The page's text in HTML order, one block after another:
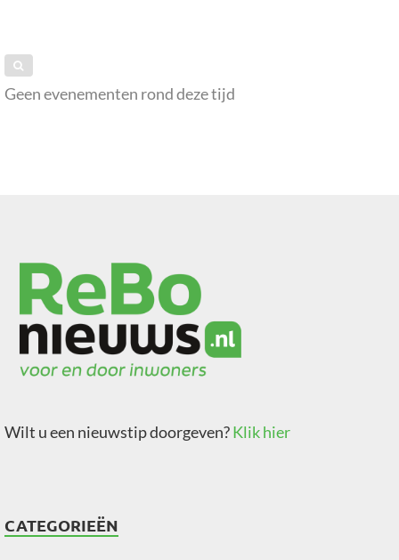
Geen evenementen rond deze tijd
Wilt u een nieuwstip doorgeven?Klik hier
CATEGORIEËN